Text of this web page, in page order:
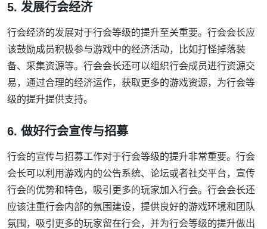
5. 发展行会经济
行会经济的发展对于行会等级的提升至关重要。行会会长应
该鼓励成员积极参与游戏中的经济活动，比如打怪掉落装
备、采集资源等。行会会长还可以组织行会成员进行资源交
易，通过合理的经济运作，获取更多的游戏资源，为行会等
级的提升提供支持。
6. 做好行会宣传与招募
行会的宣传与招募工作对于行会等级的提升非常重要。行会
会长可以利用游戏内的公告系统、论坛或者社交平台，宣传
行会的优势和特色，吸引更多的玩家加入行会。行会会长还
应该注重行会内部的氛围建设，提供良好的游戏环境和团队
氛围，吸引更多的玩家留在行会，并为行会等级的提升做出